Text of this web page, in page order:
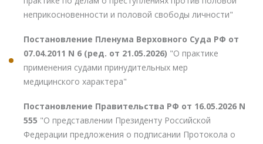
неприкосновенности и половой свободы личности"
Постановление Пленума Верховного Суда РФ от
07.04.2011 N 6 (ред. от 21.05.2026) "О практике
применения судами принудительных мер
медицинского характера"
Постановление Правительства РФ от 16.05.2026 N
555 "О представлении Президенту Российской
Федерации предложения о подписании Протокола о